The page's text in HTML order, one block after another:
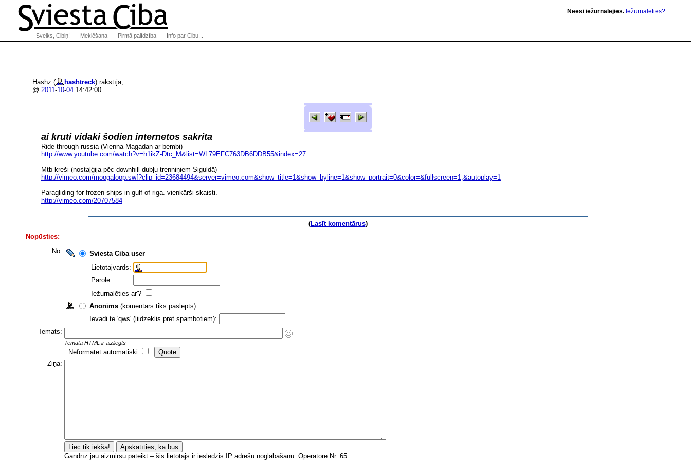
Hashz ( hashtreck) rakstīja,
@ 2011-10-04 14:42:00
ai kruti vidaki šodien internetos sakrita
Ride through russia (Vienna-Magadan ar bembi)
http://www.youtube.com/watch?v=h1ikZ-Dtc_M&list=WL79EFC763DB6DDB55&index=27
Mtb kreši (nostaļģija pēc downhill dubļu trenniņiem Siguldā)
http://vimeo.com/moogaloop.swf?clip _id=23684494&server=vimeo.com&show_title=1&show_byline=1&show_portrait=0&color=&fullscreen=1;&autoplay=1
Paragliding for frozen ships in gulf of riga. vienkārši skaisti.
http://vimeo.com/20707584
(Lasīt komentārus)
Nopūsties:
No:
Sviesta Ciba user
Lietotājvārds:
Parole:
Iežurnalēties ar'?
Anonīms (komentārs tiks paslēpts)
Ievadi te 'qws' (liidzeklis pret spambotiem):
Temats:
Tematā HTML ir aizliegts
Neformatēt automātiski:
Ziņa:
Gandrīz jau aizmirsu pateikt – šis lietotājs ir ieslēdzis IP adrešu noglabāšanu. Operatore Nr. 65.
Neesi iežurnalējies. Iežurnalēties?
Sveiks, Cibiņ! Meklēšana Pirmā palīdzība Info par Cibu...